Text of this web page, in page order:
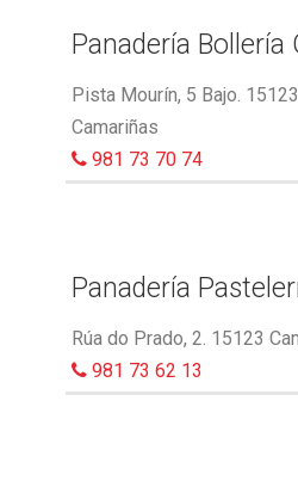
Panadería Bollería
Pista Mourín, 5 Bajo.
Camariñas
981 73 70 74
Panadería
Rúa do Prado, 2. 15123
981 73 62 13